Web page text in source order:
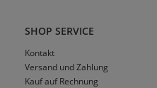
SHOP SERVICE
Kontakt
Versand und Zahlung
Kauf auf Rechnung